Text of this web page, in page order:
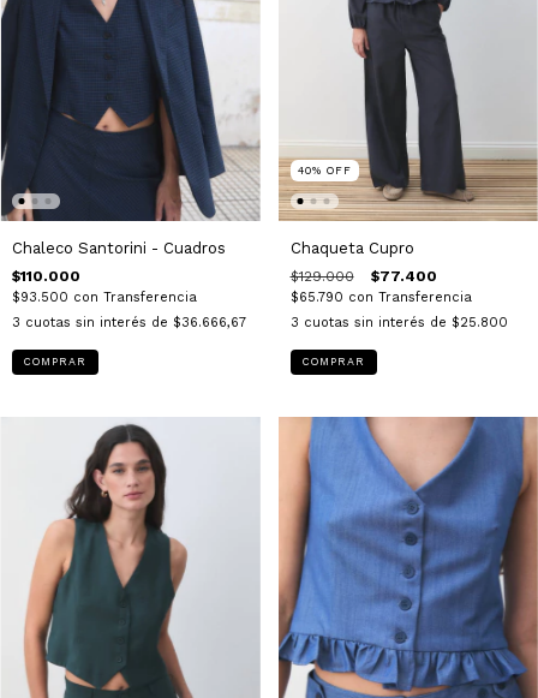
Chaleco Santorini - Cuadros
$110.000
$93.500 con Transferencia
3 cuotas sin interés de $36.666,67
COMPRAR
40% OFF
Chaqueta Cupro
$129.000 $77.400
$65.790 con Transferencia
3 cuotas sin interés de $25.800
COMPRAR